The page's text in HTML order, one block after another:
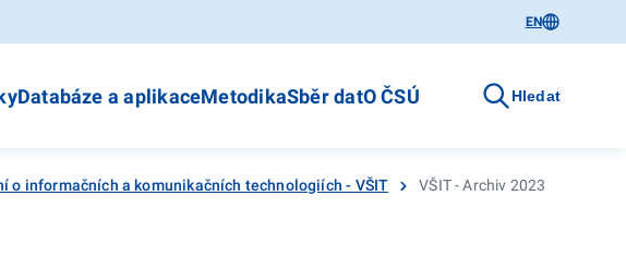
EN
Databáze a aplikaceMetodikaSběr datO ČSÚ Hledat
o informačních a komunikačních technologiích - VŠIT VŠIT - Archiv 2023